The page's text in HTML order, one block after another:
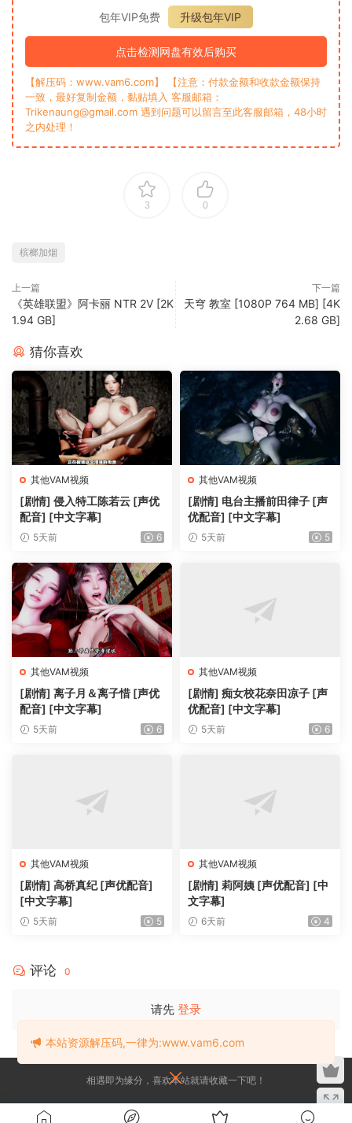
包年VIP免费
升级包年VIP
点击检测网盘有效后购买
【解压码：www.vam6.com】 【注意：付款金额和收款金额保持
一致，最好复制金额，黏贴填入 客服邮箱：
Trikenaung@gmail.com 遇到问题可以留言至此客服邮箱，48小时
之内处理！
3 0
槟榔加烟
上一篇
《英雄联盟》阿卡丽 NTR 2V [2K
1.94 GB]
下一篇
天穹 教室 [1080P 764 MB] [4K
2.68 GB]
猜你喜欢
其他VAM视频
[剧情] 侵入特工陈若云 [声优
配音] [中文字幕]
5天前 6
其他VAM视频
[剧情] 电台主播前田律子 [声
优配音] [中文字幕]
5天前 5
其他VAM视频
[剧情] 离子月＆离子惜 [声优
配音] [中文字幕]
5天前 6
其他VAM视频
[剧情] 痴女校花奈田凉子 [声
优配音] [中文字幕]
5天前 6
其他VAM视频
[剧情] 高桥真纪 [声优配音]
[中文字幕]
5天前 5
其他VAM视频
[剧情] 莉阿姨 [声优配音] [中
文字幕]
6天前 4
评论 0
请先 登录
相遇即为缘分，喜欢本站就请收藏一下吧！
本站资源解压码,一律为:www.vam6.com